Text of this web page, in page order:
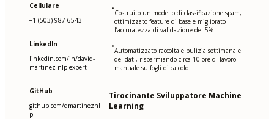
Cellulare
+1 (503) 987-6543
LinkedIn
linkedin.com/in/david-
martinez-nlp-expert
GitHub
github.com/dmartineznl
p
•Costruito un modello di classificazione spam,
ottimizzato feature di base e migliorato
l’accuratezza di validazione del 5%
•Automatizzato raccolta e pulizia settimanale
dei dati, risparmiando circa 10 ore di lavoro
manuale su fogli di calcolo
Tirocinante Sviluppatore Machine
Learning